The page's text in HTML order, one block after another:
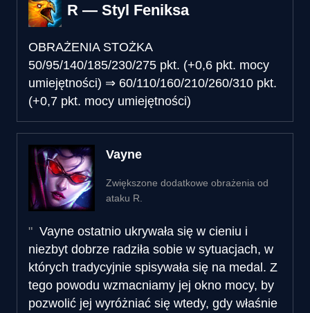
R — Styl Feniksa
OBRAŻENIA STOŻKA
50/95/140/185/230/275 pkt. (+0,6 pkt. mocy
umiejętności) ⇒ 60/110/160/210/260/310 pkt.
(+0,7 pkt. mocy umiejętności)
Vayne
Zwiększone dodatkowe obrażenia od
ataku R.
Vayne ostatnio ukrywała się w cieniu i
niezbyt dobrze radziła sobie w sytuacjach, w
których tradycyjnie spisywała się na medal. Z
tego powodu wzmacniamy jej okno mocy, by
pozwolić jej wyróżniać się wtedy, gdy właśnie